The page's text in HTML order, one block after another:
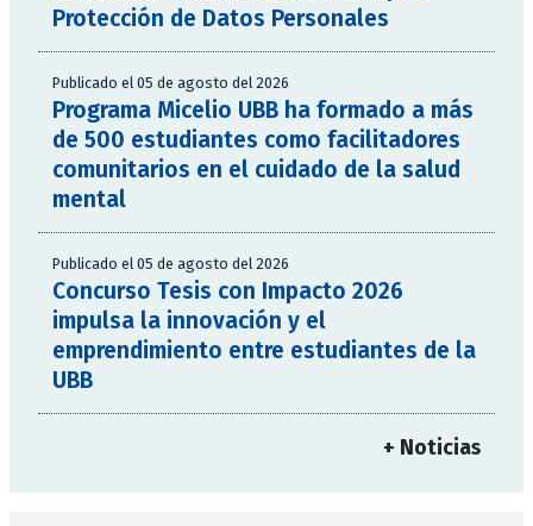
Protección de Datos Personales
Publicado el 05 de agosto del 2026
Programa Micelio UBB ha formado a más
de 500 estudiantes como facilitadores
comunitarios en el cuidado de la salud
mental
Publicado el 05 de agosto del 2026
Concurso Tesis con Impacto 2026
impulsa la innovación y el
emprendimiento entre estudiantes de la
UBB
+ Noticias